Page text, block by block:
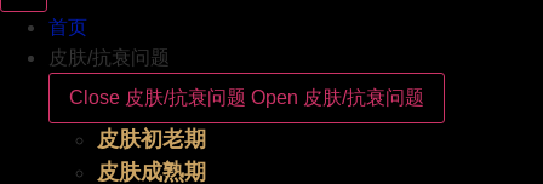
首页
皮肤/抗衰问题
Close 皮肤/抗衰问题 Open 皮肤/抗衰问题
皮肤初老期
皮肤成熟期